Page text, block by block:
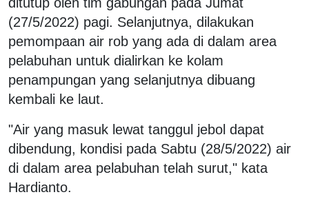
(27/5/2022) pagi. Selanjutnya, dilakukan
pemompaan air rob yang ada di dalam area
pelabuhan untuk dialirkan ke kolam
penampungan yang selanjutnya dibuang
kembali ke laut.
"Air yang masuk lewat tanggul jebol dapat
dibendung, kondisi pada Sabtu (28/5/2022) air
di dalam area pelabuhan telah surut," kata
Hardianto.